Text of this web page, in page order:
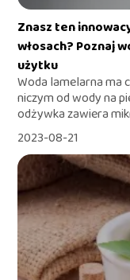
Znasz ten
włosach? Poznaj
użytku
Woda lamelarna ma
niczym od wody na
odżywka zawiera
2023-08-21